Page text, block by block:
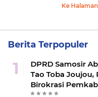
Ke
Berita Terpopuler
DPRD Samosir
Tao Toba
Birokrasi Pemkab